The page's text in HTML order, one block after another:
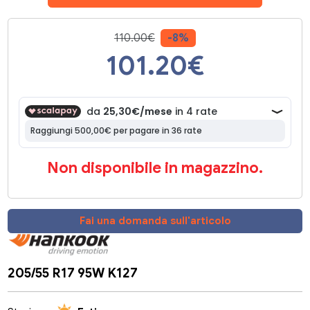
110.00€ -8%
101.20€
Non disponibile in magazzino.
Fai una domanda sull'articolo
205/55 R17 95W K127